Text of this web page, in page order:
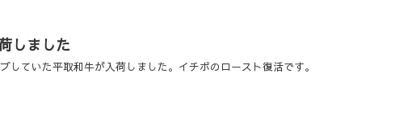
しました
していた平取和牛が入荷しました。イチボのロースト復活です。